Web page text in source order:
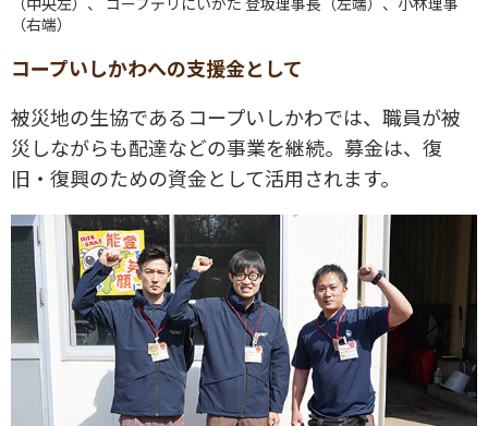
（右端）
コープいしかわへの支援金として
被災地の生協であるコープいしかわでは、職員が被
災しながらも配達などの事業を継続。募金は、復
旧・復興のための資金として活用されます。